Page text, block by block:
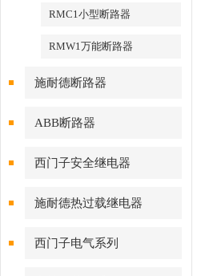
RMC1小型断路器
RMW1万能断路器
施耐德断路器
ABB断路器
西门子安全继电器
施耐德热过载继电器
西门子电气系列